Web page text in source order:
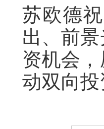
苏欧德
出、前
资机会
动双向